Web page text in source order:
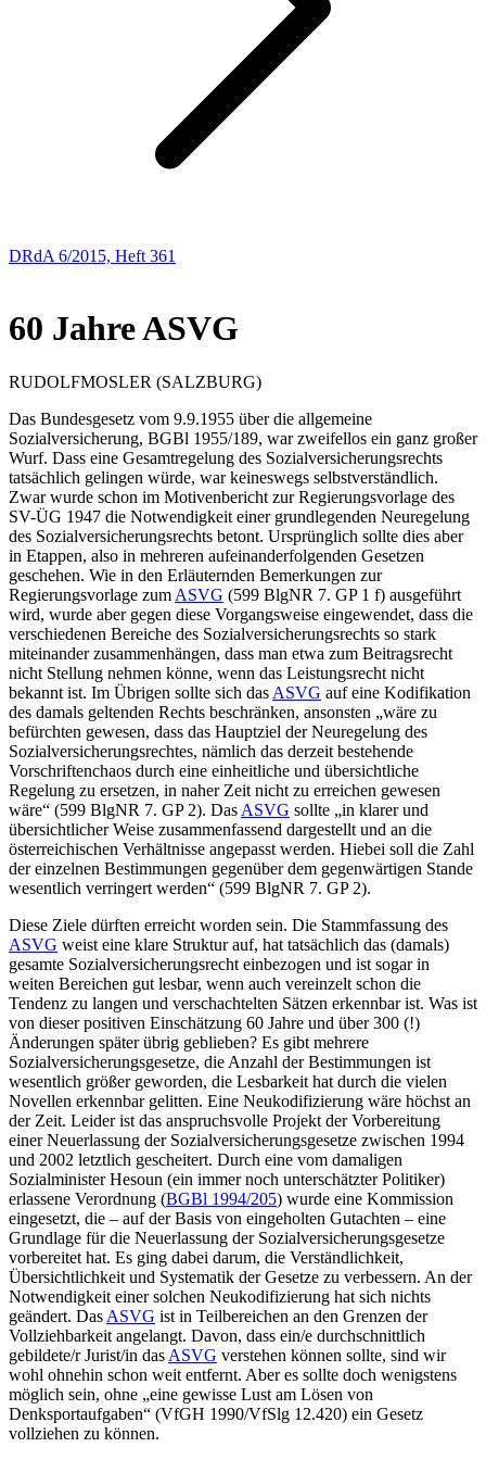
DRdA 6/2015, Heft 361
60 Jahre ASVG
RUDOLFMOSLER (SALZBURG)
Das Bundesgesetz vom 9.9.1955 über die allgemeine
Sozialversicherung, BGBl 1955/189, war zweifellos ein ganz großer
Wurf. Dass eine Gesamtregelung des Sozialversicherungsrechts
tatsächlich gelingen würde, war keineswegs selbstverständlich.
Zwar wurde schon im Motivenbericht zur Regierungsvorlage des
SV-ÜG 1947 die Notwendigkeit einer grundlegenden Neuregelung
des Sozialversicherungsrechts betont. Ursprünglich sollte dies aber
in Etappen, also in mehreren aufeinanderfolgenden Gesetzen
geschehen. Wie in den Erläuternden Bemerkungen zur
Regierungsvorlage zum ASVG (599 BlgNR 7. GP 1 f) ausgeführt
wird, wurde aber gegen diese Vorgangsweise eingewendet, dass die
verschiedenen Bereiche des Sozialversicherungsrechts so stark
miteinander zusammenhängen, dass man etwa zum Beitragsrecht
nicht Stellung nehmen könne, wenn das Leistungsrecht nicht
bekannt ist. Im Übrigen sollte sich das ASVG auf eine Kodifikation
des damals geltenden Rechts beschränken, ansonsten „wäre zu
befürchten gewesen, dass das Hauptziel der Neuregelung des
Sozialversicherungsrechtes, nämlich das derzeit bestehende
Vorschriftenchaos durch eine einheitliche und übersichtliche
Regelung zu ersetzen, in naher Zeit nicht zu erreichen gewesen
wäre“ (599 BlgNR 7. GP 2). Das ASVG sollte „in klarer und
übersichtlicher Weise zusammenfassend dargestellt und an die
österreichischen Verhältnisse angepasst werden. Hiebei soll die Zahl
der einzelnen Bestimmungen gegenüber dem gegenwärtigen Stande
wesentlich verringert werden“ (599 BlgNR 7. GP 2).
Diese Ziele dürften erreicht worden sein. Die Stammfassung des
ASVG weist eine klare Struktur auf, hat tatsächlich das (damals)
gesamte Sozialversicherungsrecht einbezogen und ist sogar in
weiten Bereichen gut lesbar, wenn auch vereinzelt schon die
Tendenz zu langen und verschachtelten Sätzen erkennbar ist. Was ist
von dieser positiven Einschätzung 60 Jahre und über 300 (!)
Änderungen später übrig geblieben? Es gibt mehrere
Sozialversicherungsgesetze, die Anzahl der Bestimmungen ist
wesentlich größer geworden, die Lesbarkeit hat durch die vielen
Novellen erkennbar gelitten. Eine Neukodifizierung wäre höchst an
der Zeit. Leider ist das anspruchsvolle Projekt der Vorbereitung
einer Neuerlassung der Sozialversicherungsgesetze zwischen 1994
und 2002 letztlich gescheitert. Durch eine vom damaligen
SozialministerHesoun (ein immer noch unterschätzter Politiker)
erlassene Verordnung (BGBl 1994/205) wurde eine Kommission
eingesetzt, die – auf der Basis von eingeholten Gutachten – eine
Grundlage für die Neuerlassung der Sozialversicherungsgesetze
vorbereitet hat. Es ging dabei darum, die Verständlichkeit,
Übersichtlichkeit und Systematik der Gesetze zu verbessern. An der
Notwendigkeit einer solchen Neukodifizierung hat sich nichts
geändert. Das ASVG ist in Teilbereichen an den Grenzen der
Vollziehbarkeit angelangt. Davon, dass ein/e durchschnittlich
gebildete/r Jurist/in das ASVG verstehen können sollte, sind wir
wohl ohnehin schon weit entfernt. Aber es sollte doch wenigstens
möglich sein, ohne „eine gewisse Lust am Lösen von
Denksportaufgaben“ (VfGH 1990/VfSlg 12.420) ein Gesetz
vollziehen zu können.